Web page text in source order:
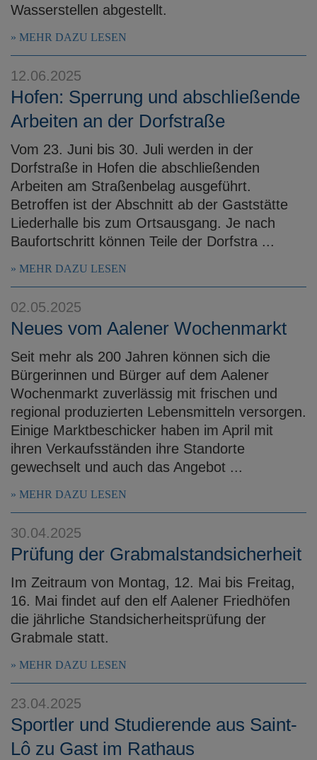
Wasserstellen abgestellt.
MEHR DAZU LESEN
12.06.2025
Hofen: Sperrung und abschließende
Arbeiten an der Dorfstraße
Vom 23. Juni bis 30. Juli werden in der
Dorfstraße in Hofen die abschließenden
Arbeiten am Straßenbelag ausgeführt.
Betroffen ist der Abschnitt ab der Gaststätte
Liederhalle bis zum Ortsausgang. Je nach
Baufortschritt können Teile der Dorfstra ...
MEHR DAZU LESEN
02.05.2025
Neues vom Aalener Wochenmarkt
Seit mehr als 200 Jahren können sich die
Bürgerinnen und Bürger auf dem Aalener
Wochenmarkt zuverlässig mit frischen und
regional produzierten Lebensmitteln versorgen.
Einige Marktbeschicker haben im April mit
ihren Verkaufsständen ihre Standorte
gewechselt und auch das Angebot ...
MEHR DAZU LESEN
30.04.2025
Prüfung der Grabmalstandsicherheit
Im Zeitraum von Montag, 12. Mai bis Freitag,
16. Mai findet auf den elf Aalener Friedhöfen
die jährliche Standsicherheitsprüfung der
Grabmale statt.
MEHR DAZU LESEN
23.04.2025
Sportler und Studierende aus Saint-
Lô zu Gast im Rathaus